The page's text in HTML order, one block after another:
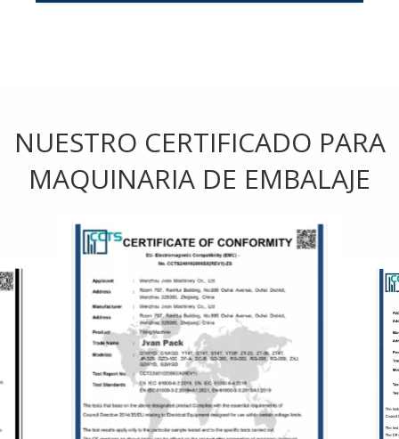
NUESTRO CERTIFICADO PARA
MAQUINARIA DE EMBALAJE